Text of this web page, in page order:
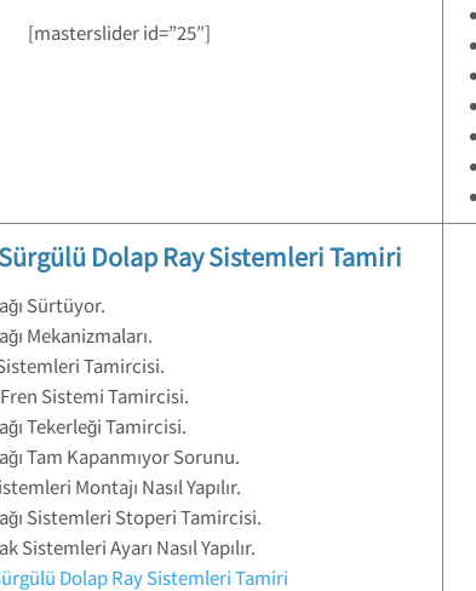
[masterslider id=”25″]
Sürgülü Dolap Ray Sistemleri Tamiri
Sürtüyor.
Mekanizmaları.
Tamircisi.
Sistemi Tamircisi.
Tekerleği Tamircisi.
Tam Kapanmıyor Sorunu.
Montajı Nasıl Yapılır.
Sistemleri Stoperi Tamircisi.
Sistemleri Ayarı Nasıl Yapılır.
Dolap Ray Sistemleri Tamiri